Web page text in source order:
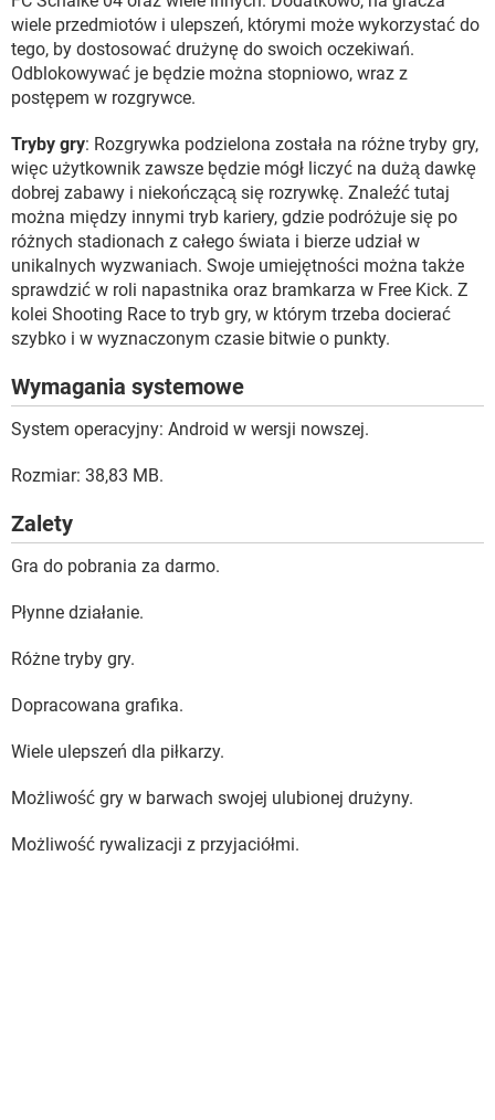
wiele przedmiotów i ulepszeń, którymi może wykorzystać do
tego, by dostosować drużynę do swoich oczekiwań.
Odblokowywać je będzie można stopniowo, wraz z
postępem w rozgrywce.
Tryby gry: Rozgrywka podzielona została na różne tryby gry,
więc użytkownik zawsze będzie mógł liczyć na dużą dawkę
dobrej zabawy i niekończącą się rozrywkę. Znaleźć tutaj
można między innymi tryb kariery, gdzie podróżuje się po
różnych stadionach z całego świata i bierze udział w
unikalnych wyzwaniach. Swoje umiejętności można także
sprawdzić w roli napastnika oraz bramkarza w Free Kick. Z
kolei Shooting Race to tryb gry, w którym trzeba docierać
szybko i w wyznaczonym czasie bitwie o punkty.
Wymagania systemowe
System operacyjny: Android w wersji nowszej.
Rozmiar: 38,83 MB.
Zalety
Gra do pobrania za darmo.
Płynne działanie.
Różne tryby gry.
Dopracowana grafika.
Wiele ulepszeń dla piłkarzy.
Możliwość gry w barwach swojej ulubionej drużyny.
Możliwość rywalizacji z przyjaciółmi.